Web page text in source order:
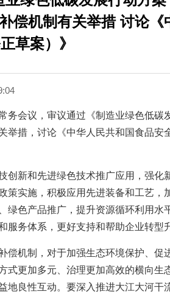
偿机制有关举措 讨论《
草案）》
会议，审议通过《制造业绿色低碳
举措，讨论《中华人民共和国食品安
创新和先进绿色技术推广应用，强化
策实施，积极应用先进装备和工艺，
绿色产品推广，提升资源循环利用水
务体系，更好支持和帮助企业转型
偿机制，对于加强生态环境保护、促
式更加多元、治理更加高效的横向生
地良性互动。要深入推进大江大河干